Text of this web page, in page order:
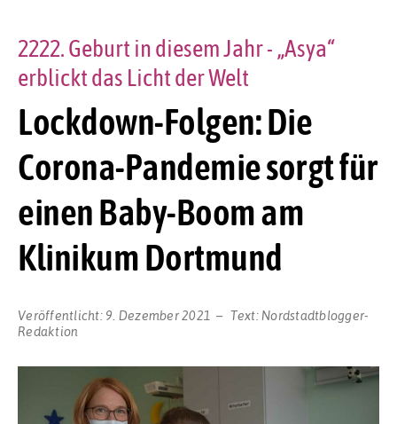
Lockdown-Folgen: Die
Corona-Pandemie sorgt für
einen Baby-Boom am
Klinikum Dortmund
2222. Geburt in diesem Jahr - „Asya“
erblickt das Licht der Welt
Veröffentlicht: 9. Dezember 2021 Text: Nordstadtblogger-
Redaktion